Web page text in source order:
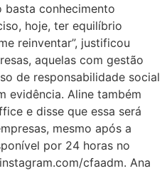
basta conhecimento
hoje, ter equilíbrio
reinventar”, justificou
aquelas com gestão
de responsabilidade social
evidência. Aline também
e disse que essa será
mesmo após a
por 24 horas no
cfaadm. Ana